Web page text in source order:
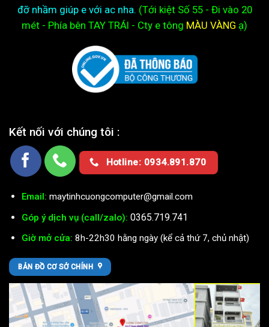
đỡ nhầm giúp e với ac nha. (Tới kiệtSố 55 - Đi vào 20
mét - Phía bên TAY TRÁI - Cty e tông MÀU VÀNG ạ)
Kết nối với chúng tôi :
Hotline: 0934.891.870
Email: maytinhcuongcomputer@gmail.com
Góp ý dịch vụ (call/zalo): 0365.719.741
Giờ mở cửa: 8h-22h30 hằng ngày (kể cả thứ 7, chủ nhật)
BẢN ĐỒ CƠ SỞ CHÍNH